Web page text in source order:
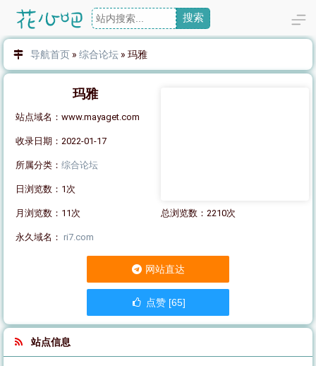
搜索
导航首页 » 综合论坛 » 玛雅
玛雅
站点域名：www.mayaget.com
收录日期：2022-01-17
所属分类： 综合论坛
日浏览数：1次
月浏览数：11次 总浏览数：2210次
永久域名： ri7.com
网站直达
点赞 [65]
站点信息